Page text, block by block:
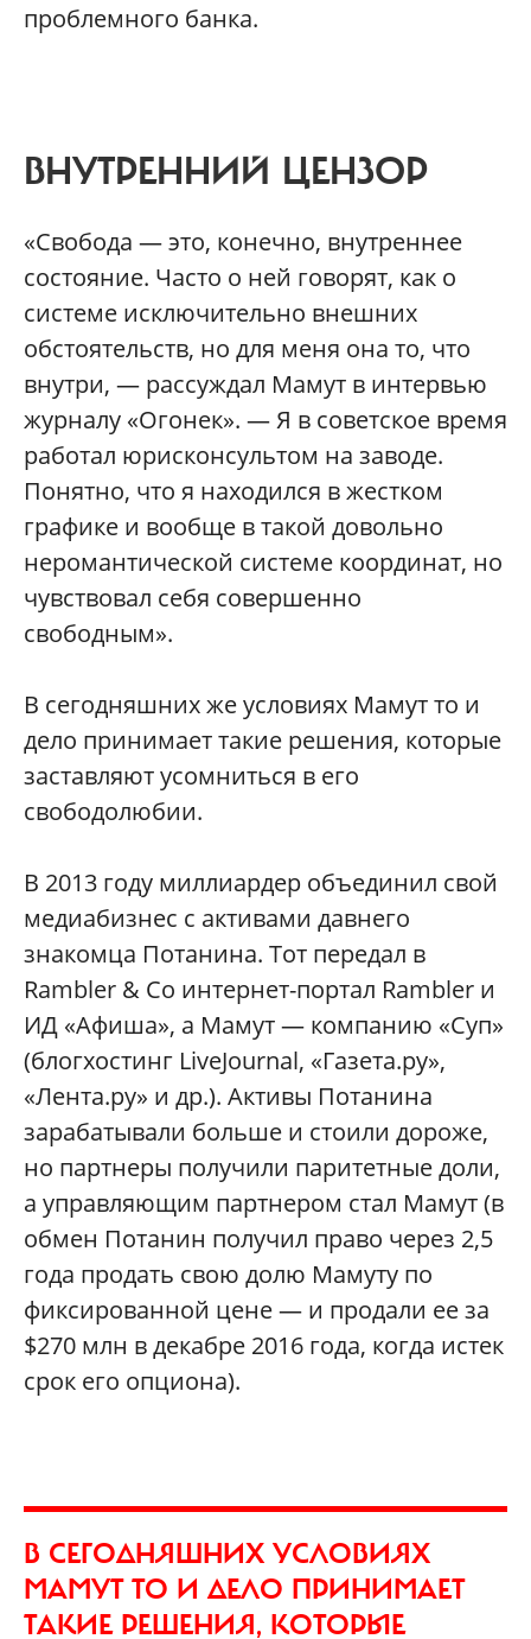
проблемного банка.
ВНУТРЕННИЙ ЦЕНЗОР
«Свобода — это, конечно, внутреннее
состояние. Часто о ней говорят, как о
системе исключительно внешних
обстоятельств, но для меня она то, что
внутри, — рассуждал Мамут в интервью
журналу «Огонек». — Я в советское время
работал юрисконсультом на заводе.
Понятно, что я находился в жестком
графике и вообще в такой довольно
неромантической системе координат, но
чувствовал себя совершенно
свободным».
В сегодняшних же условиях Мамут то и
дело принимает такие решения, которые
заставляют усомниться в его
свободолюбии.
В 2013 году миллиардер объединил свой
медиабизнес с активами давнего
знакомца Потанина. Тот передал в
Rambler & Co интернет-портал Rambler и
ИД «Афиша», а Мамут — компанию «Суп»
(блогхостинг LiveJournal, «Газета.ру»,
«Лента.ру» и др.). Активы Потанина
зарабатывали больше и стоили дороже,
но партнеры получили паритетные доли,
а управляющим партнером стал Мамут (в
обмен Потанин получил право через 2,5
года продать свою долю Мамуту по
фиксированной цене — и продали ее за
$270 млн в декабре 2016 года, когда истек
срок его опциона).
В СЕГОДНЯШНИХ УСЛОВИЯХ
МАМУТ ТО И ДЕЛО ПРИНИМАЕТ
ТАКИЕ РЕШЕНИЯ, КОТОРЫЕ